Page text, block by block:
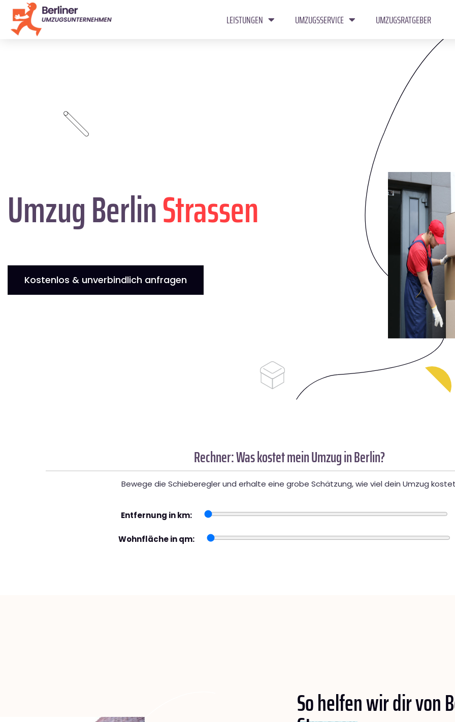
LEISTUNGEN UMZUGSSERVICE UMZUGSRATGEBER
Umzug BerlinStrassen
Kostenlos & unverbindlich anfragen
Rechner: Was kostet mein Umzug in Berlin?
Bewege die Schieberegler und erhalte eine grobe Schätzung, wie viel dein Umzug
Entfernung in km:
Wohnfläche in qm:
So helfen wir dir von